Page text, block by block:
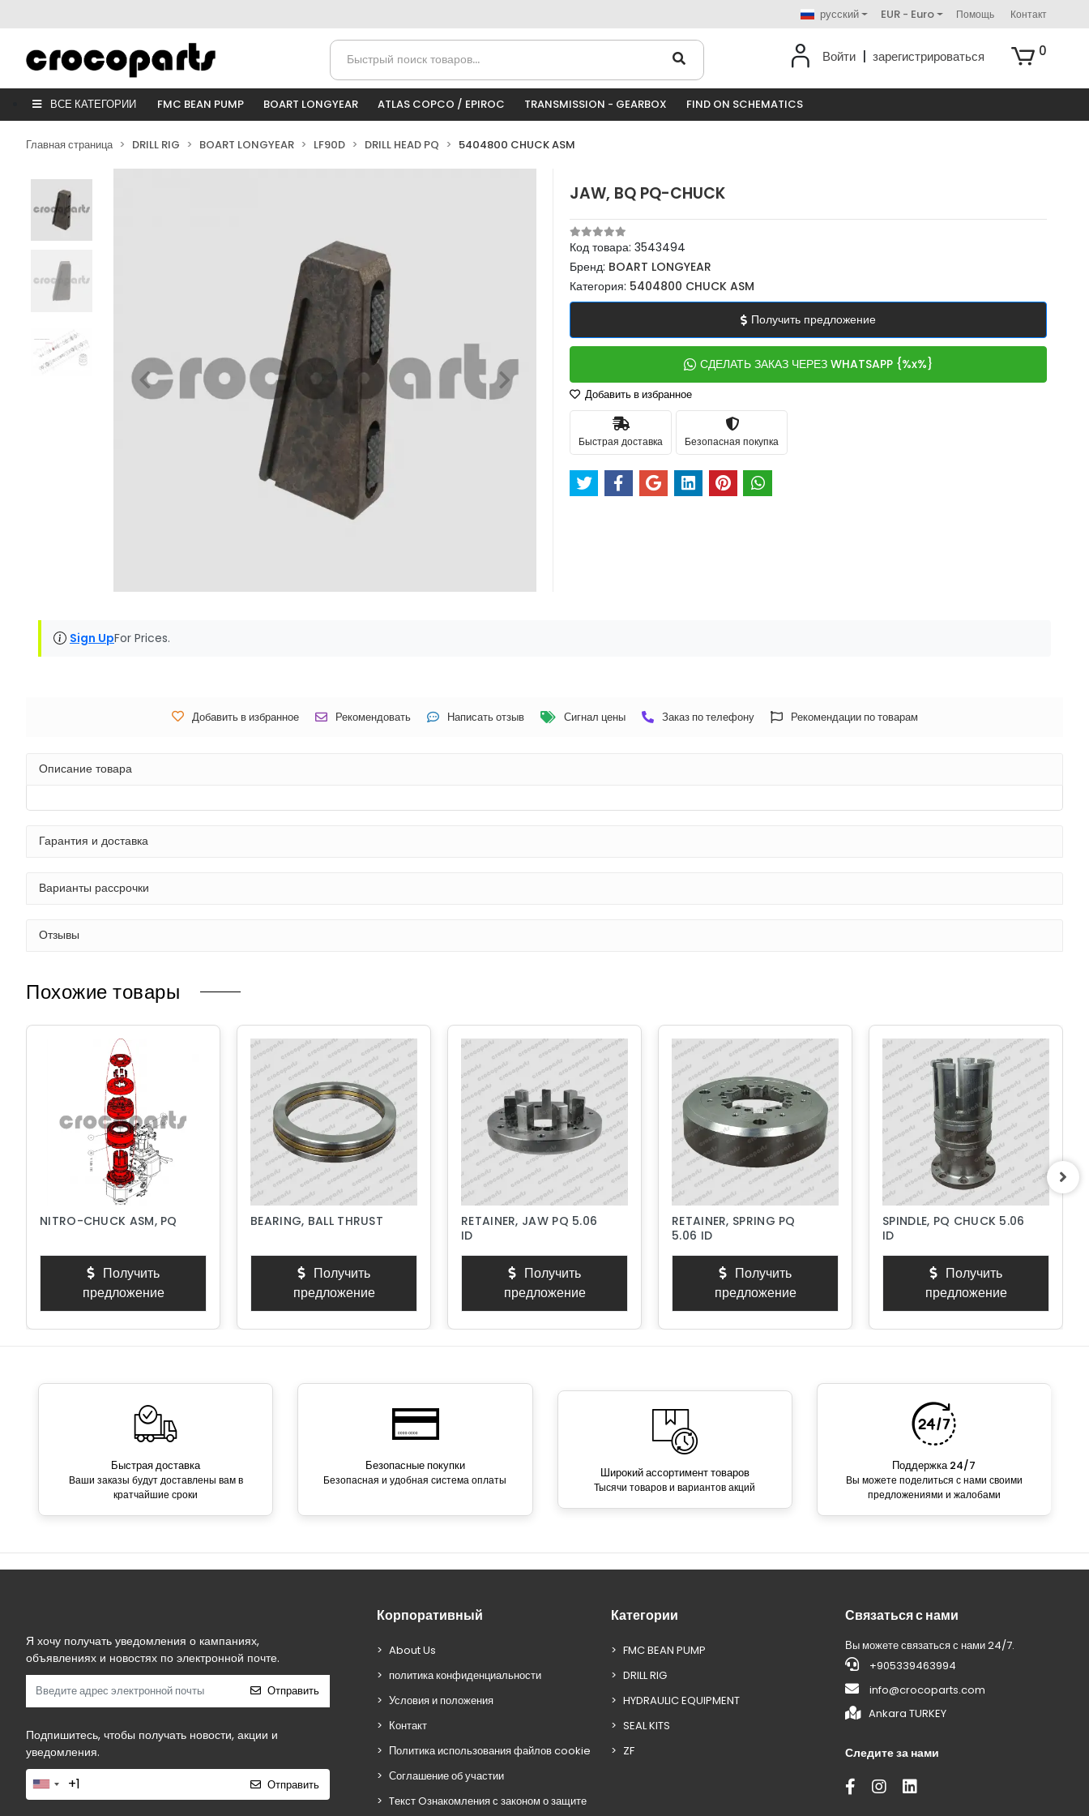
русский EUR - Euro Помощь Контакт
Войти зарегистрироваться 0
ВСЕ КАТЕГОРИИ FMC BEAN PUMP BOART LONGYEAR ATLAS COPCO / EPIROC TRANSMISSION - GEARBOX FIND ON SCHEMATICS
Главная страница DRILL RIG BOART LONGYEAR LF90D DRILL HEAD PQ 5404800 CHUCK ASM
JAW, BQ PQ-CHUCK
Код товара: 3543494
Бренд: BOART LONGYEAR
Категория: 5404800 CHUCK ASM
Получить предложение
СДЕЛАТЬ ЗАКАЗ ЧЕРЕЗ WHATSAPP {%x%}
Добавить в избранное
Быстрая доставка Безопасная покупка
Sign UpFor Prices.
Добавить в избранное Рекомендовать Написать отзыв Сигнал цены Заказ по телефону Рекомендации по товарам
Описание товара
Гарантия и доставка
Варианты рассрочки
Отзывы
Похожие товары
NITRO-CHUCK ASM, PQ
Получить
предложение
BEARING, BALL THRUST
Получить
предложение
RETAINER, JAW PQ 5.06
ID
Получить
предложение
RETAINER, SPRING PQ
5.06 ID
Получить
предложение
SPINDLE, PQ CHUCK 5.06
ID
Получить
предложение
Быстрая доставка
Ваши заказы будут доставлены вам в
кратчайшие сроки
Безопасные покупки
Безопасная и удобная система оплаты Широкий ассортимент товаров
Тысячи товаров и вариантов акций
Поддержка 24/7
Вы можете поделиться с нами своими
предложениями и жалобами
Я хочу получать уведомления о кампаниях,
объявлениях и новостях по электронной почте.
Отправить
Подпишитесь, чтобы получать новости, акции и
уведомления.
Отправить
Корпоративный
About Us
политика конфиденциальности
Условия и положения
Контакт
Политика использования файлов cookie
Соглашение об участии
Tекст Oзнакомления с законом о защите
Категории
FMC BEAN PUMP
DRILL RIG
HYDRAULIC EQUIPMENT
SEAL KITS
ZF
Связаться с нами
Вы можете связаться с нами 24/7.
+905339463994
info@crocoparts.com
Ankara TURKEY
Следите за нами